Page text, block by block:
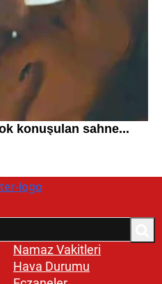
Namaz Vakitleri
Hava Durumu